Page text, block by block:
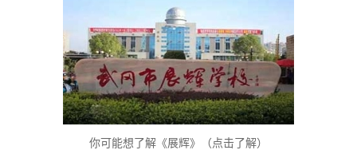
你可能想了解《展辉》（点击了解）